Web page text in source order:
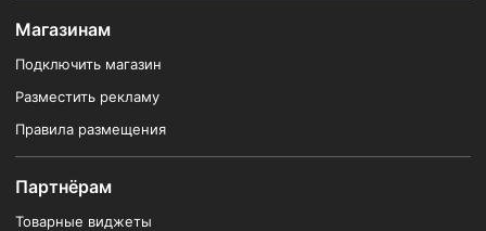
Магазинам
Подключить магазин
Разместить рекламу
Правила размещения
Партнёрам
Товарные виджеты